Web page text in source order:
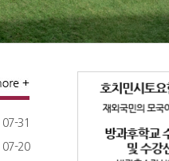
07-31
07-20